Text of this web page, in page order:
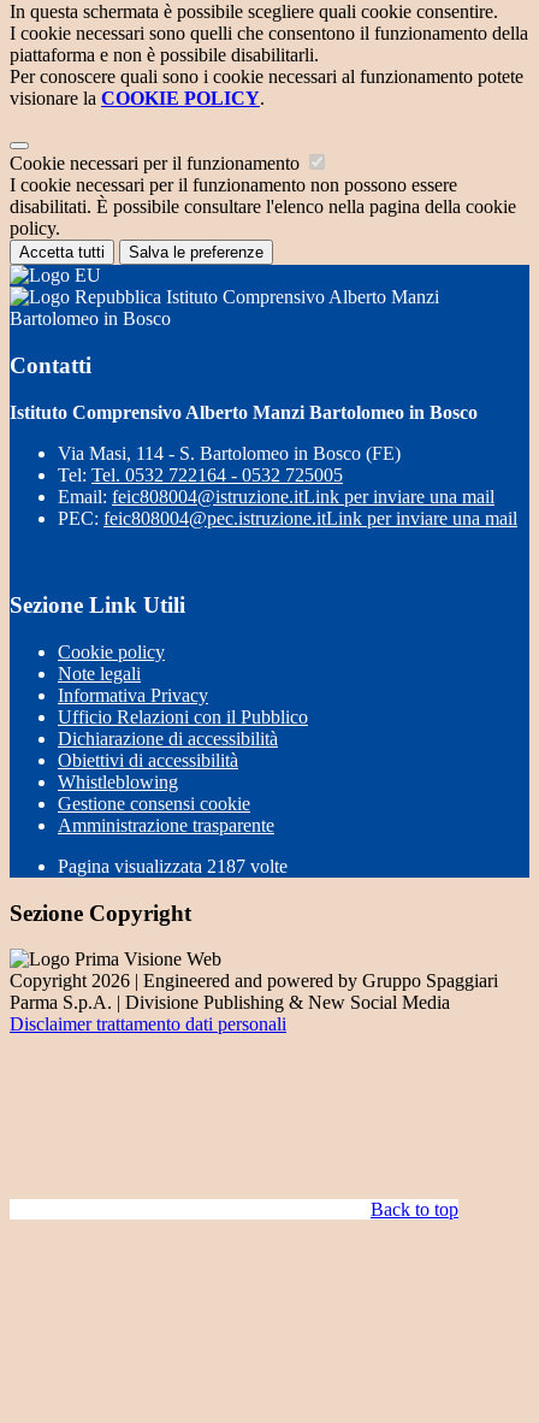
In questa schermata è possibile scegliere quali cookie consentire.
I cookie necessari sono quelli che consentono il funzionamento della
piattaforma e non è possibile disabilitarli.
Per conoscere quali sono i cookie necessari al funzionamento potete
visionare la COOKIE POLICY.
Cookie necessari per il funzionamento
I cookie necessari per il funzionamento non possono essere
disabilitati. È possibile consultare l'elenco nella pagina della cookie
policy.
Accetta tutti Salva le preferenze
Istituto Comprensivo Alberto Manzi
Bartolomeo in Bosco
Contatti
Istituto Comprensivo Alberto Manzi Bartolomeo in Bosco
Via Masi, 114 - S. Bartolomeo in Bosco (FE)
Tel: Tel. 0532 722164 - 0532 725005
Email: feic808004@istruzione.itLink per inviare una mail
PEC: feic808004@pec.istruzione.itLink per inviare una mail
Sezione Link Utili
Cookie policy
Note legali
Informativa Privacy
Ufficio Relazioni con il Pubblico
Dichiarazione di accessibilità
Obiettivi di accessibilità
Whistleblowing
Gestione consensi cookie
Amministrazione trasparente
Pagina visualizzata 2187 volte
Sezione Copyright
Copyright 2026 | Engineered and powered by Gruppo Spaggiari
Parma S.p.A. | Divisione Publishing & New Social Media
Disclaimer trattamento dati personali
Back to top